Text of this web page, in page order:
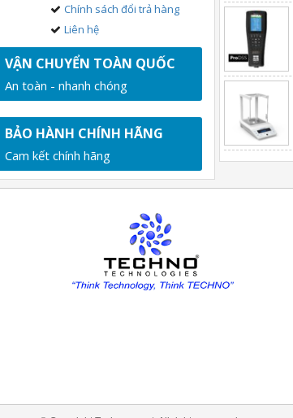
Chính sách đổi trả hàng
Liên hệ
VẬN CHUYỂN TOÀN QUỐC
An toàn - nhanh chóng
BẢO HÀNH CHÍNH HÃNG
Cam kết chính hãng